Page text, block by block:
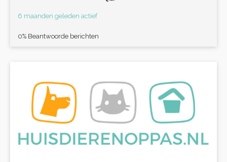
6 maanden geleden actief
0% Beantwoorde berichten